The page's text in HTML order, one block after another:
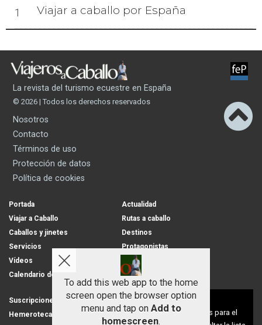
1 Viajar a caballo por España
La revista del turismo ecuestre en España
© 2026 | Todos los derechos reservados
Nosotros
Contacto
Términos de uso
Protección de datos
Política de cookies
Portada
Actualidad
Viajar a Caballo
Rutas a caballo
Caballos y jinetes
Destinos
Servicios
Protagonistas
Vídeos
Opinion
Calendario de rutas
Suscripciones
Condiciones de venta
Hemeroteca
Cartas de los lectores
Aviso sobre el Uso de cookies:
Utilizamos cookies nuestras y de terceros para el
To add this web app to the home
screen open the browser option
menu and tap on Add to
homescreen.